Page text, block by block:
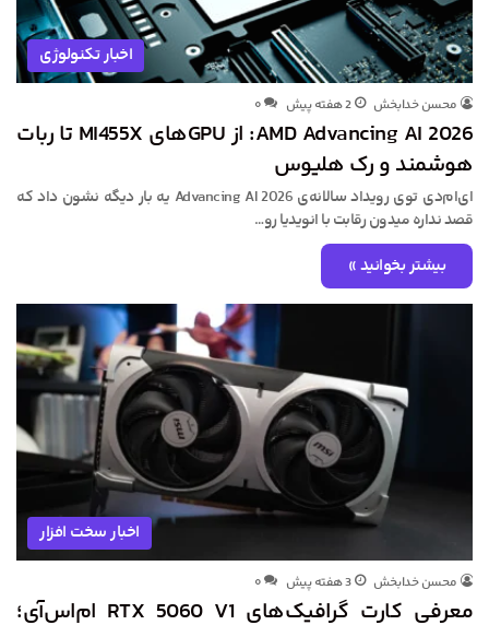
اخبار تکنولوژی
محسن خدابخش 2 هفته پیش ۰
AMD Advancing AI 2026: از GPU‌های MI455X تا ربات
هوشمند و رک هلیوس
ای‌ام‌دی توی رویداد سالانه‌ی Advancing AI 2026 یه بار دیگه نشون داد که
قصد نداره میدون رقابت با انویدیا رو…
بیشتر بخوانید »
اخبار سخت افزار
محسن خدابخش 3 هفته پیش ۰
معرفی کارت گرافیک‌های RTX 5060 V1 ام‌اس‌آی؛